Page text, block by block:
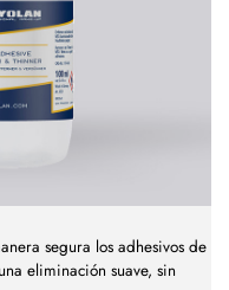
segura los adhesivos de
eliminación suave, sin